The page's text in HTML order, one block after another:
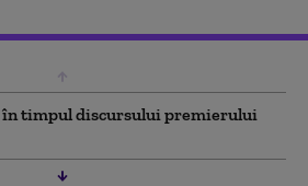
timpul discursului premierului